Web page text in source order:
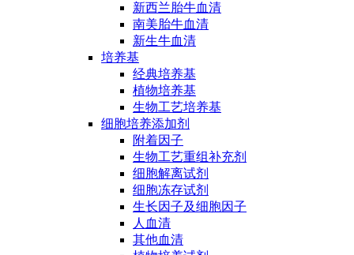
新西兰胎牛血清
南美胎牛血清
新生牛血清
培养基
经典培养基
植物培养基
生物工艺培养基
细胞培养添加剂
附着因子
生物工艺重组补充剂
细胞解离试剂
细胞冻存试剂
生长因子及细胞因子
人血清
其他血清